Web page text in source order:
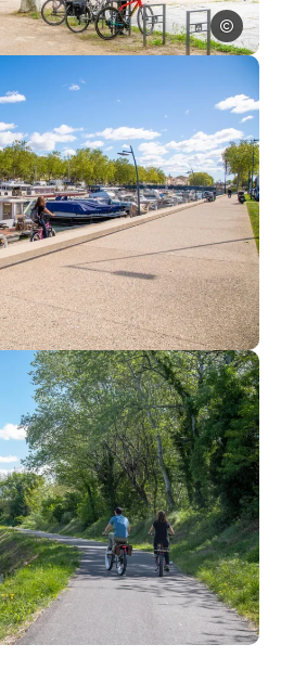
de Tourisme Terre d’Argence
Office de